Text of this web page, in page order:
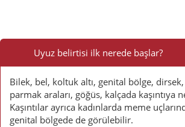
Sorulan
Sorular
Uyuz belirtisi ilk nerede başlar?
Bilek, bel, koltuk altı, genital bölge,
parmak araları, göğüs, kalçada kaşıntıya
Kaşıntılar ayrıca kadınlarda meme
genital bölgede de görülebilir.